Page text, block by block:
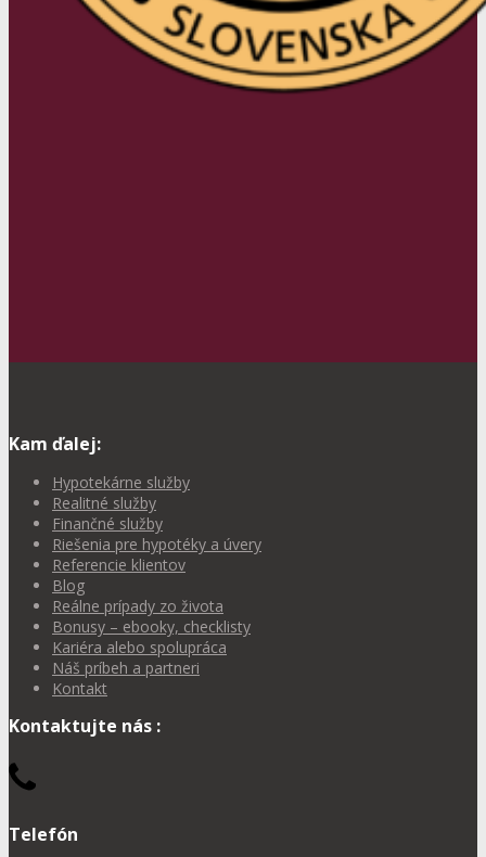
Kam ďalej:
Hypotekárne služby
Realitné služby
Finančné služby
Riešenia pre hypotéky a úvery
Referencie klientov
Blog
Reálne prípady zo života
Bonusy – ebooky, checklisty
Kariéra alebo spolupráca
Náš príbeh a partneri
Kontakt
Kontaktujte nás :
Telefón